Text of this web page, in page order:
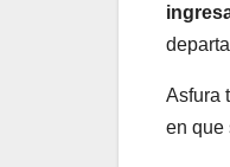
Asfura
en que